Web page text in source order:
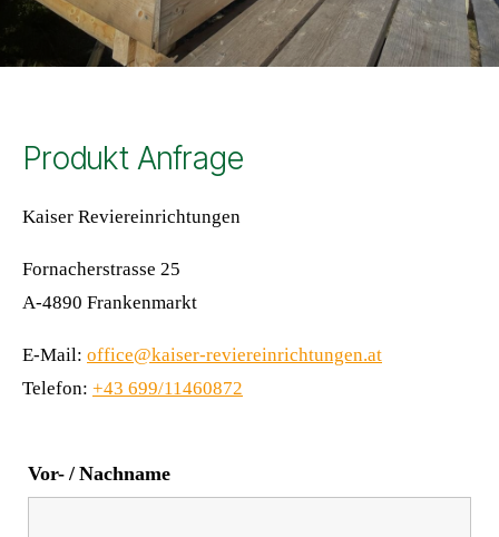
Produkt Anfrage
Kaiser Reviereinrichtungen
Fornacherstrasse 25
A-4890 Frankenmarkt
E-Mail: office@kaiser-reviereinrichtungen.at
Telefon: +43 699/11460872
Vor- / Nachname